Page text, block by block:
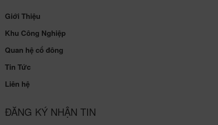
Giới Thiệu
Khu Công Nghiệp
Quan hệ cổ đông
Tin Tức
Liên hệ
ĐĂNG KÝ NHẬN TIN